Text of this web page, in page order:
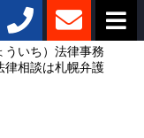
ういち）法律事務
律相談は札幌弁護